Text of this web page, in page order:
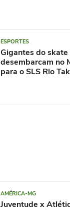
ESPORTES
Gigantes do
desembarcam no
para o SLS Rio
AMÉRICA-MG
Juventude x